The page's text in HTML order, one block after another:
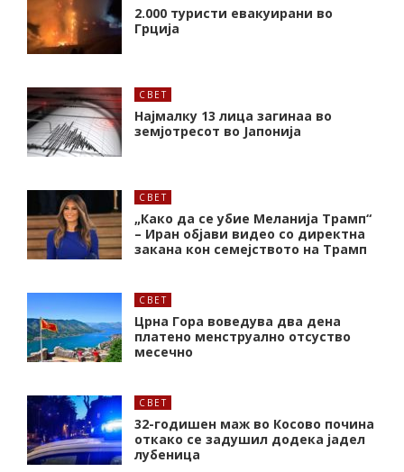
2.000 туристи евакуирани во
Грција
СВЕТ
Најмалку 13 лица загинаа во
земјотресот во Јапонија
СВЕТ
„Како да се убие Меланија Трамп“
– Иран објави видео со директна
закана кон семејството на Трамп
СВЕТ
Црна Гора воведува два дена
платено менструално отсуство
месечно
СВЕТ
32-годишен маж во Косово почина
откако се задушил додека јадел
лубеница